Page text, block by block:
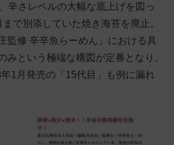
辛さレベルの大幅な底上げを図っ
で別添していた焼き海苔を廃止。
監修 辛辛魚らーめん」における具
みという極端な構図が定番となり、
1月発売の「15代目」も例に漏れ